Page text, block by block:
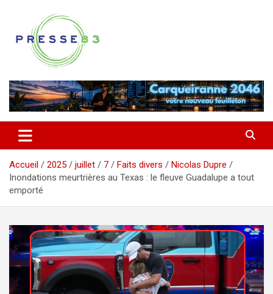
contenu
Presse 83
Accueil 2025 juillet 7 Faits divers
Nicolas Dupre
Inondations meurtrières au Texas : le fleuve Guadalupe a tout
emporté